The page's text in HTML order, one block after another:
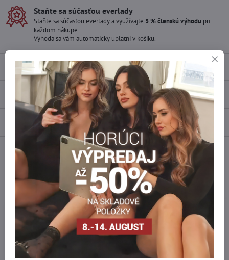
Staňte sa súčasťou everlady
Staňte sa súčasťou everlady a využívajte 5 % členskú výhodu pri
každom nákupe.
Výhoda sa vám automaticky uplatní v košíku.
Popis
0
0
TwitterBlueskyPinterestReddit LinkedInWhatsApp
mail
Podobné produkty